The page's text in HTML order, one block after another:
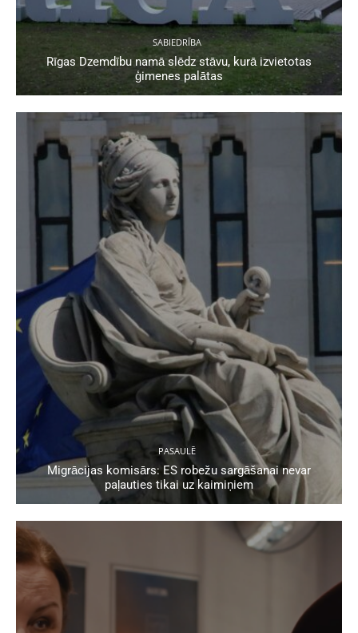
SABIEDRĪBA
Rīgas Dzemdību namā slēdz stāvu, kurā izvietotas
ģimenes palātas
PASAULĒ
Migrācijas komisārs: ES robežu sargāšanai nevar
paļauties tikai uz kaimiņiem